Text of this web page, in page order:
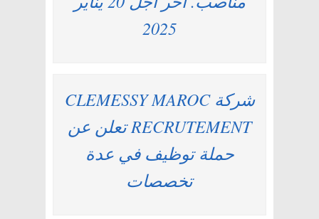
2025
شركة CLEMESSY MAROC
RECRUTEMENT تعلن عن
حملة توظيف في عدة
تخصصات